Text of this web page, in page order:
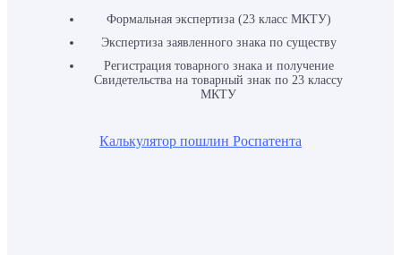
Формальная экспертиза (23 класс МКТУ)
Экспертиза заявленного знака по существу
Регистрация товарного знака и получение
Свидетельства на товарный знак по 23 классу
МКТУ
Калькулятор пошлин Роспатента